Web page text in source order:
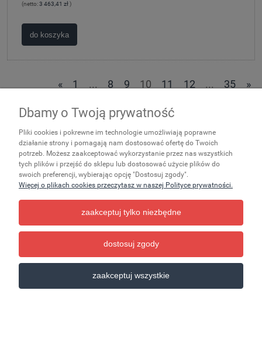
(netto:3 463,41 zł)
do koszyka
« 1 ... 8 9 10 11 12 ... 35 »
Zakupy
Ważne
Pomoc
Moje konto
Informacje
Dbamy o Twoją prywatność
Pliki cookies i pokrewne im technologie umożliwiają poprawne
działanie strony i pomagają nam dostosować ofertę do Twoich
potrzeb. Możesz zaakceptować wykorzystanie przez nas wszystkich
tych plików i przejść do sklepu lub dostosować użycie plików do
swoich preferencji, wybierając opcję "Dostosuj zgody".
Więcej o plikach cookies przeczytasz w naszej Polityce prywatności.
zaakceptuj tylko niezbędne
dostosuj zgody
zaakceptuj wszystkie